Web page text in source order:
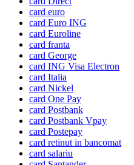
card euro
card Euro ING
card Euroline
card franta
card George
card ING Visa Electron
card Italia
card Nickel
card One Pay
card Postbank
card Postbank Vpay
card Postepay
card retinut in bancomat
card salariu